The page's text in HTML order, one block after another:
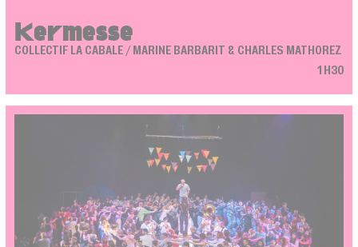
Kermesse
COLLECTIF LA CABALE / MARINE BARBARIT & CHARLES MATHOREZ
1H30